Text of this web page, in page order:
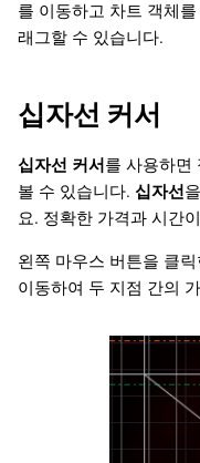
피보나치 확장
도형 객체
마커
색상 변경
차트에서 객체 삭제
를 이동하고 차트 객체
래그할 수 있습니다.
십자선 커서
십자선 커서를 사용하면
볼 수 있습니다. 십자선
요. 정확한 가격과 시간
왼쪽 마우스 버튼을 클
이동하여 두 지점 간의